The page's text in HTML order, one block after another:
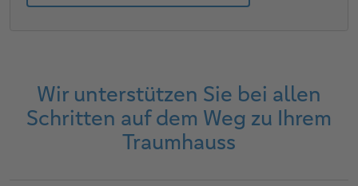
Wir unterstützen Sie bei allen
Schritten auf dem Weg zu Ihrem
Traumhauss